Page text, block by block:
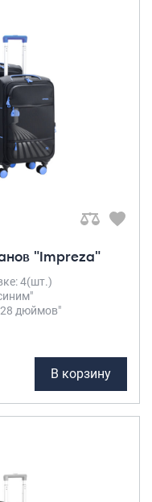
"Impreza"
4(шт.)
дюймов"
В корзину